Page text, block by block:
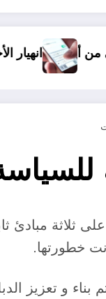
الرقمية
على ثلاثة
خطورتها.
و تعزيز